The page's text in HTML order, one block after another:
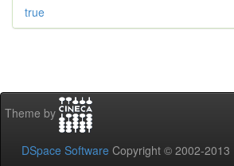
true
Theme by
DSpace Software Copyright © 2002-2013